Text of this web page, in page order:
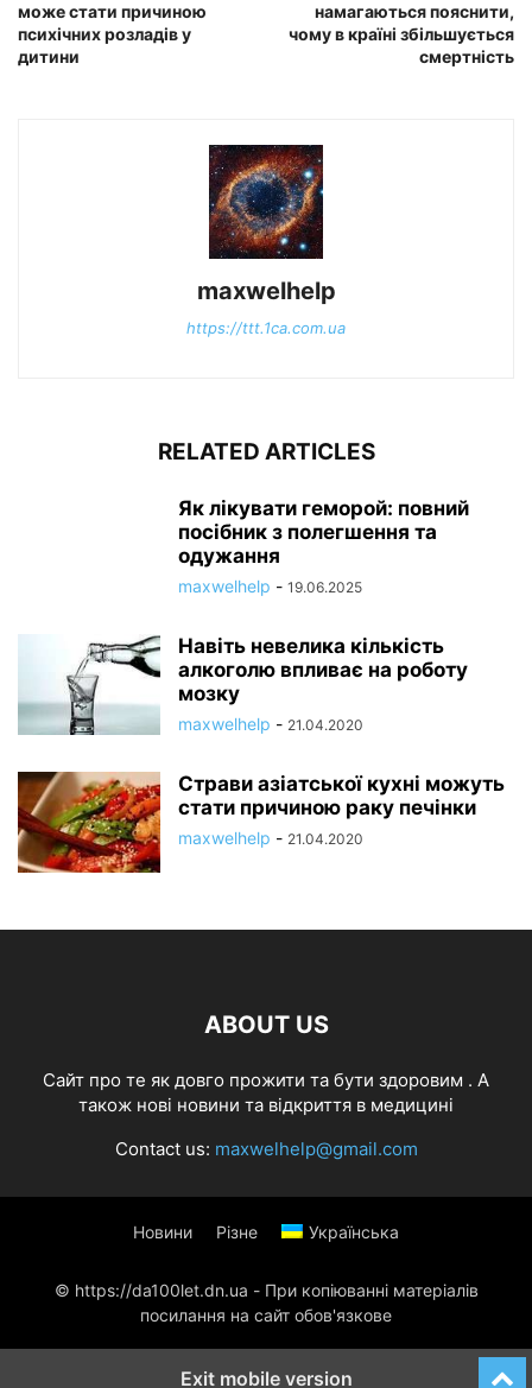
може стати причиною
психічних розладів у
дитини
намагаються пояснити,
чому в країні збільшується
смертність
maxwelhelp
https://ttt.1ca.com.ua
RELATED ARTICLES
Як лікувати геморой: повний
посібник з полегшення та
одужання
maxwelhelp - 19.06.2025
Навіть невелика кількість
алкоголю впливає на роботу
мозку
maxwelhelp - 21.04.2020
Страви азіатської кухні можуть
стати причиною раку печінки
maxwelhelp - 21.04.2020
ABOUT US
Cайт про те як довго прожити та бути здоровим . А
також нові новини та відкриття в медицині
Contact us: maxwelhelp@gmail.com
Новини Різне Українська
© https://da100let.dn.ua - При копіюванні матеріалів
посилання на сайт обов'язкове
Exit mobile version